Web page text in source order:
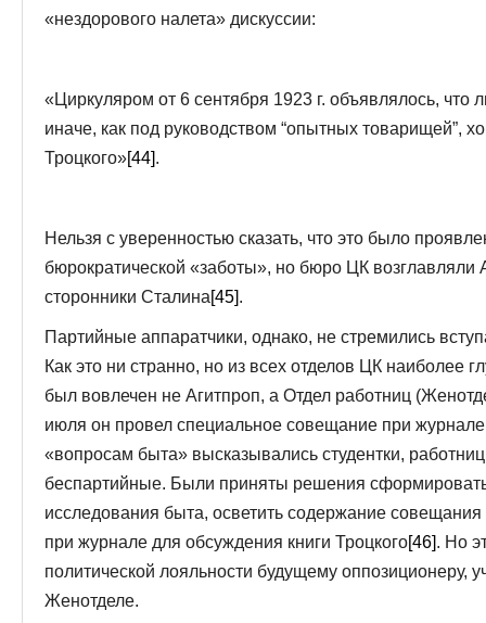
«нездорового налета» дискуссии:
«Циркуляром от 6 сентября 1923 г. объявлялось, что
иначе, как под руководством “опытных товарищей”,
Троцкого»[44].
Нельзя с уверенностью сказать, что это было
бюрократической «заботы», но бюро ЦК
сторонники Сталина[45].
Партийные аппаратчики, однако, не стремились
Как это ни странно, но из всех отделов ЦК наиболее
был вовлечен не Агитпроп, а Отдел работниц
июля он провел специальное совещание при
«вопросам быта» высказывались студентки,
беспартийные. Были приняты решения сформировать
исследования быта, осветить содержание
при журнале для обсуждения книги Троцкого[46]. Но
политической лояльности будущему оппозиционеру,
Женотделе.